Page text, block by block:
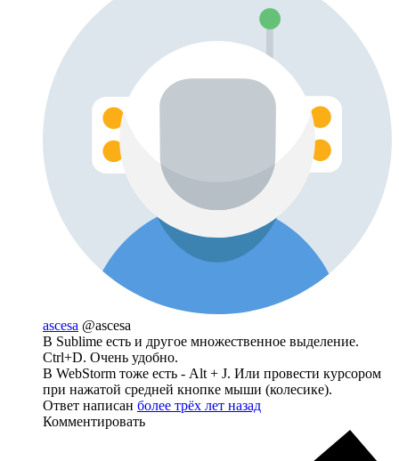
ascesa @ascesa
В Sublime есть и другое множественное выделение.
Ctrl+D. Очень удобно.
В WebStorm тоже есть - Alt + J. Или провести курсором
при нажатой средней кнопке мыши (колесике).
Ответ написан более трёх лет назад
Комментировать